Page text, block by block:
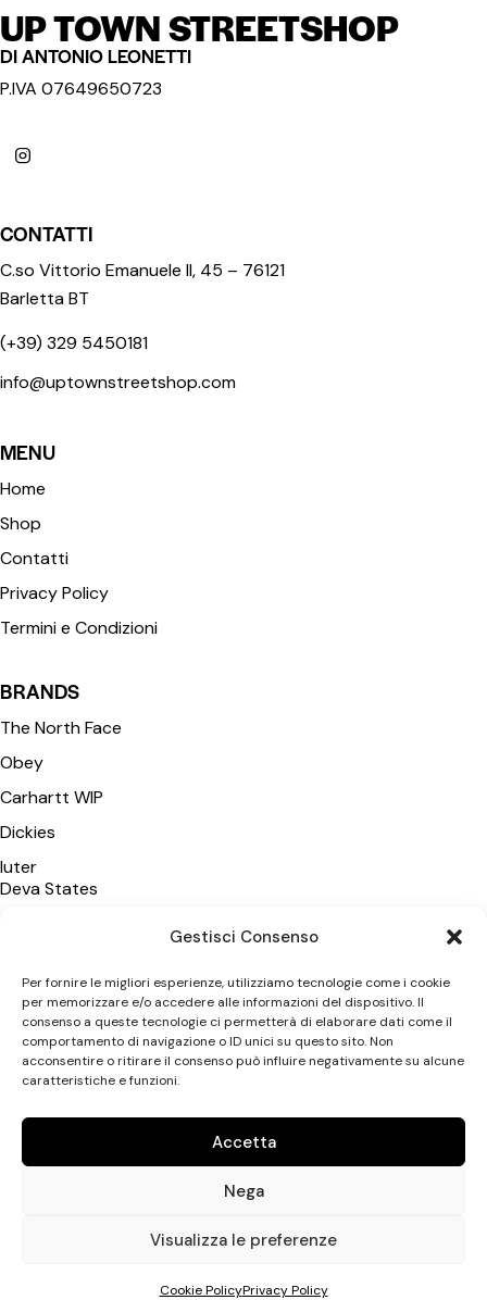
Gestisci Consenso
Per fornire le migliori esperienze, utilizziamo tecnologie come i cookie
per memorizzare e/o accedere alle informazioni del dispositivo. Il
consenso a queste tecnologie ci permetterà di elaborare dati come il
comportamento di navigazione o ID unici su questo sito. Non
acconsentire o ritirare il consenso può influire negativamente su alcune
caratteristiche e funzioni.
Accetta
Nega
Visualizza le preferenze
Cookie PolicyPrivacy Policy
UP TOWN STREETSHOP
DI ANTONIO LEONETTI
P.IVA 07649650723
CONTATTI
C.so Vittorio Emanuele II, 45 – 76121
Barletta BT
(+39) 329 5450181
info@uptownstreetshop.com
MENU
Home
Shop
Contatti
Privacy Policy
Termini e Condizioni
BRANDS
The North Face
Obey
Carhartt WIP
Dickies
Iuter
Deva States
Vans
New Amsterdam SA
Donna
Uptown Streetshop di Antonio Leonetti © 2026. All rights
reserved. P.IVA 07649650723 – Designed with love by